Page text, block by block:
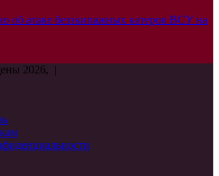
об атаке безэкипажных катеров ВСУ на
2026, |